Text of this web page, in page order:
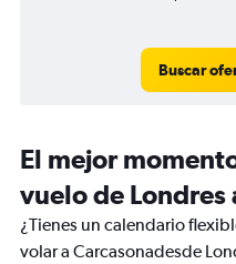
Buscar
El mejor
vuelo de Londres
¿Tienes un calendario
volar a Carcasonadesde